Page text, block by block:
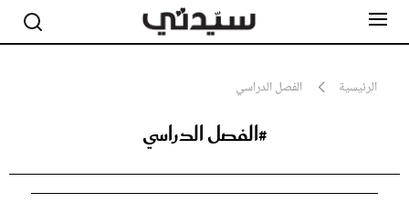
الرئيسية الفصل الدراسي
#الفصل الدراسي
جمال
صحة ورشاقة